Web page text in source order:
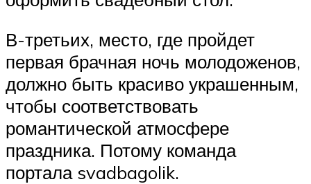
В-третьих, место, где пройдет
первая брачная ночь молодоженов,
должно быть красиво украшенным,
чтобы соответствовать
романтической атмосфере
праздника. Потому команда
портала svadbagolik.